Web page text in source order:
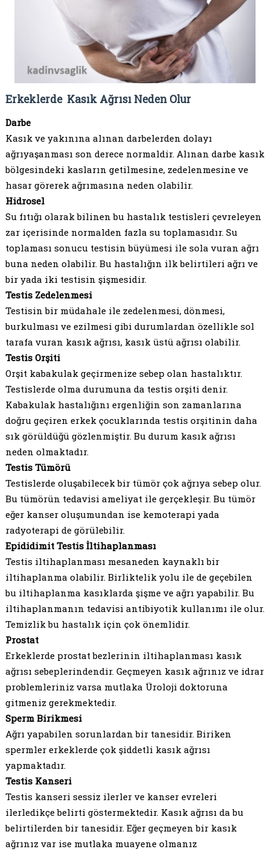
Erkeklerde Kasık Ağrısı Neden Olur
Darbe
Kasık ve yakınına alınan darbelerden dolayı
ağrıyaşanması son derece normaldir. Alınan darbe kasık
bölgesindeki kasların getilmesine, zedelenmesine ve
hasar görerek ağrımasına neden olabilir.
Hidrosel
Su fıtığı olarak bilinen bu hastalık testisleri çevreleyen
zar içerisinde normalden fazla su toplamasıdır. Su
toplaması sonucu testisin büyümesi ile sola vuran ağrı
buna neden olabilir. Bu hastalığın ilk belirtileri ağrı ve
bir yada iki testisin şişmesidir.
Testis Zedelenmesi
Testisin bir müdahale ile zedelenmesi, dönmesi,
burkulması ve ezilmesi gibi durumlardan özellikle sol
tarafa vuran kasık ağrısı, kasık üstü ağrısı olabilir.
Testis Orşiti
Orşit kabakulak geçirmenize sebep olan hastalıktır.
Testislerde olma durumuna da testis orşiti denir.
Kabakulak hastalığını ergenliğin son zamanlarına
doğru geçiren erkek çocuklarında testis orşitinin daha
sık görüldüğü gözlenmiştir. Bu durum kasık ağrısı
neden olmaktadır.
Testis Tümörü
Testislerde oluşabilecek bir tümör çok ağrıya sebep olur.
Bu tümörün tedavisi ameliyat ile gerçekleşir. Bu tümör
eğer kanser oluşumundan ise kemoterapi yada
radyoterapi de görülebilir.
Epididimit Testis İltihaplanması
Testis iltihaplanması mesaneden kaynaklı bir
iltihaplanma olabilir. Birliktelik yolu ile de geçebilen
bu iltihaplanma kasıklarda şişme ve ağrı yapabilir. Bu
iltihaplanmanın tedavisi antibiyotik kullanımı ile olur.
Temizlik bu hastalık için çok önemlidir.
Prostat
Erkeklerde prostat bezlerinin iltihaplanması kasık
ağrısı sebeplerindendir. Geçmeyen kasık ağrınız ve idrar
problemleriniz varsa mutlaka Üroloji doktoruna
gitmeniz gerekmektedir.
Sperm Birikmesi
Ağrı yapabilen sorunlardan bir tanesidir. Biriken
spermler erkeklerde çok şiddetli kasık ağrısı
yapmaktadır.
Testis Kanseri
Testis kanseri sessiz ilerler ve kanser evreleri
ilerledikçe belirti göstermektedir. Kasık ağrısı da bu
belirtilerden bir tanesidir. Eğer geçmeyen bir kasık
ağrınız var ise mutlaka muayene olmanız